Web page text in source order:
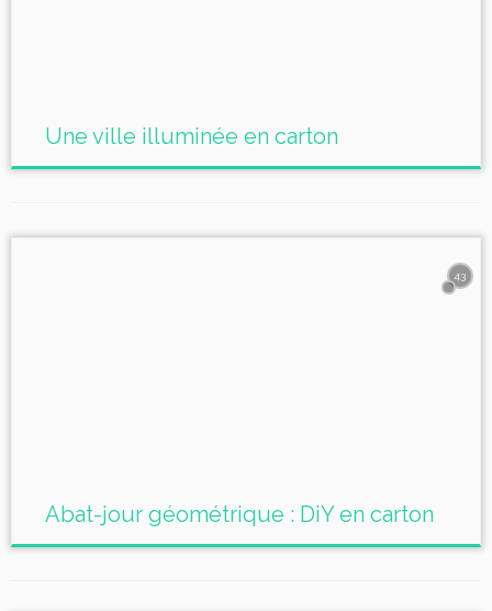
Une ville illuminée en carton
43
Abat-jour géométrique : DiY en carton